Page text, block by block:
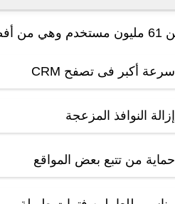
عالي على جوجل.
سرعة أكبر فى تصفح CRM
إزالة النوافذ المزعجة
حماية من تتبع بعض المواقع